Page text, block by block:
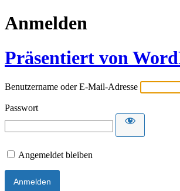
Anmelden
Präsentiert von
Benutzername oder E-Mail-Adresse
Passwort
Angemeldet bleiben